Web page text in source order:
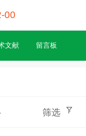
00
文献 留言板
筛选